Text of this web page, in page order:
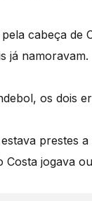
cabeça de
já namoravam.
os dois
prestes
Costa jogava